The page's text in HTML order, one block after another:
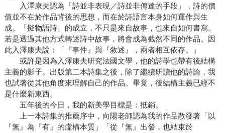
入澤康夫認為「詩並非表現／詩並非傳達的手段」，詩的價
值並不在於作品背後的思想，而在於詩語言本身如何運作與生
成。「擬物語詩」的成立，不只是來自故事，也來自如何書寫。
若是透過其他方式轉述詩中故事，將會成為截然不同的作品。因
此入澤康夫說：「『事件』與『敘述』，兩者相互依存。」
或許是因為入澤康夫研究法國文學，他的詩學也帶有後結構
主義的影子。出版第二本詩集之後，除了繼續研讀他的詩論，我
也試著從其他角度來理解自己的作品。畢竟，後結構主義已經不
是什麼新東西。
五年後的今日，我的新美學目標是：抵銷。
上一本詩集的推薦序中，向陽老師認為我的作品散發著「以
『無』為『有』的虛構本質」「從『無』出發，也結束於